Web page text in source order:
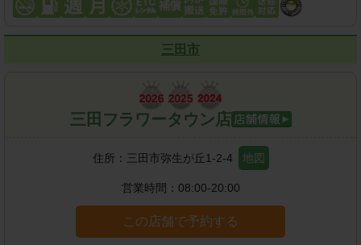
三田市
三田フラワータウン店
住所： 三田市弥生が丘1-2-4 地図
営業時間： 08:00-20:00
この店舗で予約する